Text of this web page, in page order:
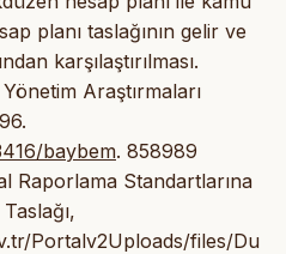
planı taslağının gelir ve
karşılaştırılması.
Araştırmaları
baybem. 858989
Raporlama Standartlarına
Portalv2Uploads/files/Du